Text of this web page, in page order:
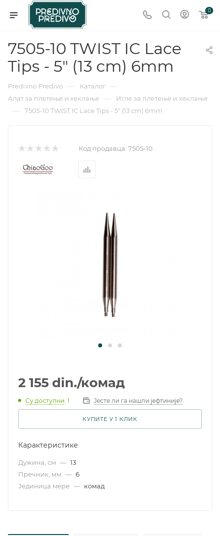
0
7505-10 TWIST IC Lace
Tips - 5" (13 cm) 6mm
Predivno Predivo — Каталог —
Алат за плетење и хеклање — Игле за плетење и хеклање
— 7505-10 TWIST IC Lace Tips - 5" (13 cm) 6mm
Код продавца: 7505-10
2 155 din./комад
Су доступни: 1 Јесте ли га нашли јефтиније?
КУПИТЕ У 1 КЛИК
Карактеристике
Дужина, см — 13
Пречник, мм — 6
Јединица мере — комад